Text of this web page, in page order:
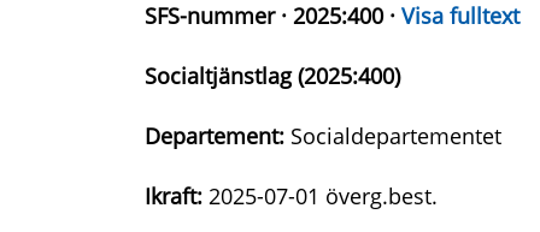
SFS-nummer · 2025:400 · Visa fulltext
Socialtjänstlag (2025:400)
Departement: Socialdepartementet
Ikraft: 2025-07-01 överg.best.